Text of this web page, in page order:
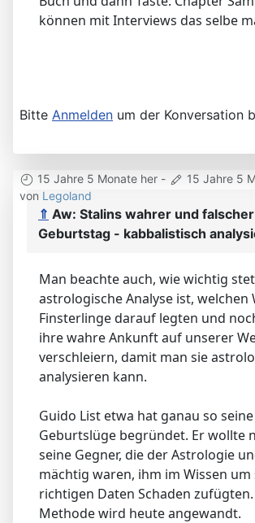
können mit Interviews das selbe
Bitte Anmelden um der Konversation
15 Jahre 5 Monate her - 15 Jahre 5
von Legoland
⇑ Aw: Stalins wahrer und falscher
Geburtstag - kabbalistisch
Man beachte auch, wie wichtig
astrologische Analyse ist, welchen
Finsterlinge darauf legten und
ihre wahre Ankunft auf unserer
verschleiern, damit man sie
analysieren kann.
Guido List etwa hat ganau so seine
Geburtslüge begründet. Er wollte
seine Gegner, die der Astrologie
mächtig waren, ihm im Wissen um
richtigen Daten Schaden
Methode wird heute angewandt.